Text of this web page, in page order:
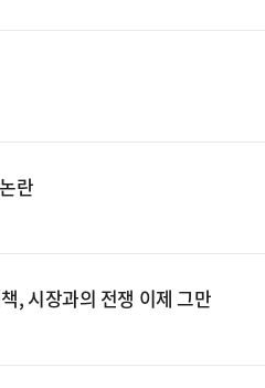
란
, 시장과의 전쟁 이제 그만